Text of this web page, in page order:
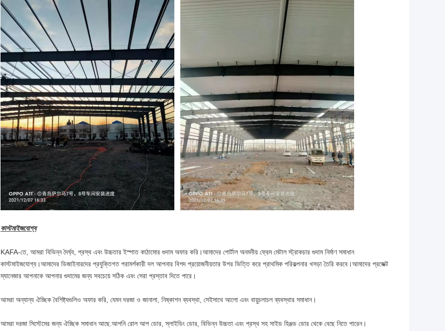
কাস্টমাইজযোগ্য
KAFA-তে, আমরা বিভিন্ন দৈর্ঘ্য, প্রস্থ এবং উচ্চতার ইস্পাত কাঠামোর গুদাম অফার করি।আমাদের পোর্টাল অনমনীয় ফ্রেম মেটাল স্ট্রাকচার গুদাম নির্মাণ সমাধান
কাস্টমাইজযোগ্য।আমাদের ডিজাইনারদের প্রযুক্তিগত পরামর্শকারী দল আপনার বিশদ প্রয়োজনীয়তার উপর ভিত্তি করে প্রাথমিক পরিকল্পনার খসড়া তৈরি করবে।আমাদের প্রজেক্ট
ম্যানেজার আপনাকে আপনার গুদামের জন্য সবচেয়ে সঠিক এবং সেরা প্রস্তাব দিতে পারে।
আমরা অন্যান্য ঐচ্ছিক বৈশিষ্ট্যগুলিও অফার করি, যেমন দরজা ও জানালা, নিষ্কাশন ব্যবস্থা, সেইসাথে আলো এবং বায়ুচলাচল ব্যবস্থার সমাধান।
আমরা দরজা সিস্টেমের জন্য ঐচ্ছিক সমাধান আছে.আপনি রোল আপ ডোর, স্লাইডিং ডোর, বিভিন্ন উচ্চতা এবং প্রস্থ সহ সাইড হিঞ্জড ডোর থেকে বেছে নিতে পারেন।